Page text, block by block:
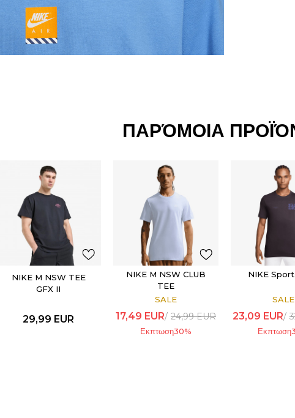
ΠΑΡΌΜΟΙΑ
NIKE M NSW TEE
GFX II
29,99 EUR
NIKE M NSW CLUB
TEE
SALE
17,49 EUR 24,99EUR
Εκπτωση30%
NIKE
SALE
23,09 EUR
Εκπτωση